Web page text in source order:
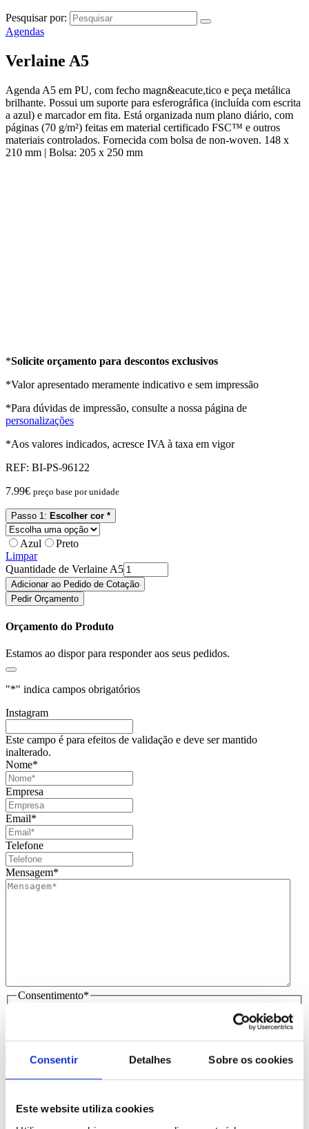
Consentir Detalhes Sobre os cookies
Este website utiliza cookies
Pesquisar por:
Agendas
Verlaine A5
Agenda A5 em PU, com fecho magn&eacute,tico e peça metálica
brilhante. Possui um suporte para esferográfica (incluída com escrita
a azul) e marcador em fita. Está organizada num plano diário, com
páginas (70 g/m²) feitas em material certificado FSC™ e outros
materiais controlados. Fornecida com bolsa de non-woven. 148 x
210 mm | Bolsa: 205 x 250 mm
*Solicite orçamento para descontos exclusivos
*Valor apresentado meramente indicativo e sem impressão
*Para dúvidas de impressão, consulte a nossa página de
personalizações
*Aos valores indicados, acresce IVA à taxa em vigor
REF: BI-PS-96122
7.99€ preço base por unidade
Passo 1: Escolher cor *
Azul
Preto
Limpar
Quantidade de Verlaine A5
Adicionar ao Pedido de Cotação
Pedir Orçamento
Orçamento do Produto
Estamos ao dispor para responder aos seus pedidos.
"*" indica campos obrigatórios
Instagram
Este campo é para efeitos de validação e deve ser mantido
inalterado.
Nome*
Empresa
Email*
Telefone
Mensagem*
Consentimento*
que os meus dados sejam guardados em base de
dados para tratamento deste contacto, única e exclusivamente
por parte da Brindibérica.